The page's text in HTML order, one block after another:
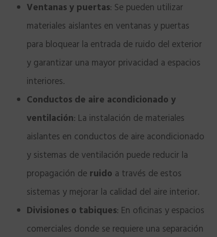
Ventanas y puertas: Se pueden utilizar
materiales aislantes en ventanas y puertas
para bloquear la entrada de ruido del exterior
y garantizar una mayor privacidad a espacios
interiores.
Conductos de aire acondicionado y
ventilación: La instalación de materiales
aislantes en conductos de aire acondicionado
y sistemas de ventilación puede reducir la
propagación de ruido a través de estos
sistemas y mejorar la calidad del aire interior.
Divisiones o tabiques: En oficinas y espacios
comerciales donde se requiere una separación